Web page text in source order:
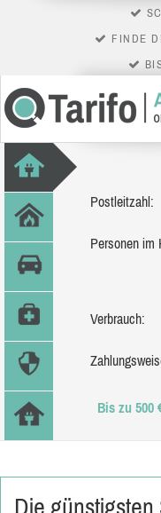
FINDE
Postleitzahl:
Personen im
Verbrauch:
Bis zu 500
Die